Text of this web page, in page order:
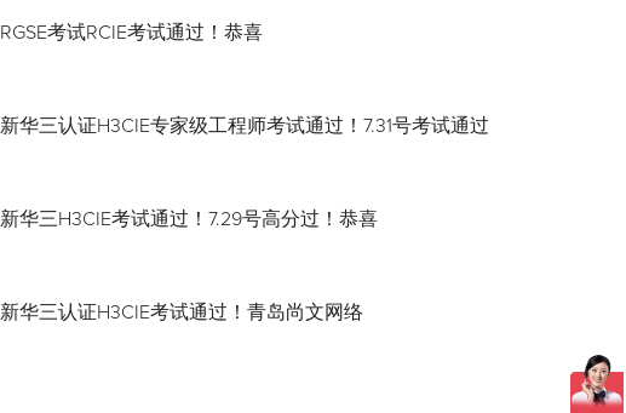
RGSE考试RCIE考试通过！恭喜
新华三认证H3CIE专家级工程师考试通过！7.31号考试通过
新华三H3CIE考试通过！7.29号高分过！恭喜
新华三认证H3CIE考试通过！青岛尚文网络